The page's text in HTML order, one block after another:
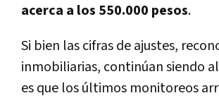
acerca a los 550.000 pesos.
Si bien las cifras de ajustes,
inmobiliarias, continúan siendo
es que los últimos monitoreos